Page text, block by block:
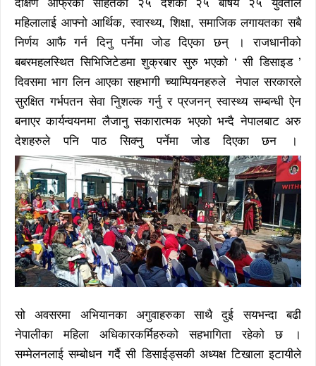
दक्षिण अफ्रिका सहितका २५ देशका २५ बर्षिय २५ युवतीले
महिलालाई आफ्नो आर्थिक, स्वास्थ्य, शिक्षा, समाजिक लगायतका सबै
निर्णय आफै गर्न दिनु पर्नेमा जोड दिएका छन् । राजधानीको
बबरमहलस्थित सिभिजिटेडमा शुक्रबार सुरु भएको ‘ सी डिसाइड ’
दिवसमा भाग लिन आएका सहभागी च्याम्पियनहरुले नेपाल सरकारले
सुरक्षित गर्भपतन सेवा निुशल्क गर्नु र प्रजनन् स्वास्थ्य सम्बन्धी ऐन
बनाएर कार्यन्वयनमा लैजानु सकारात्मक भएको भन्दै नेपालबाट अरु
देशहरुले पनि पाठ सिक्नु पर्नेमा जोड दिएका छन ।
सो अवसरमा अभियानका अगुवाहरुका साथै दुई सयभन्दा बढी
नेपालीका महिला अधिकारकर्मिहरुको सहभागिता रहेको छ ।
सम्मेलनलाई सम्बोधन गर्दै सी डिसाईड्सकी अध्यक्ष टिखाला इटायीले